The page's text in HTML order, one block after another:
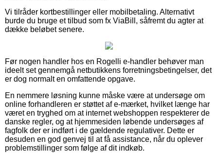
Vi tilråder kortbestillinger eller mobilbetaling. Alternativt
burde du bruge et tilbud som fx ViaBill, såfremt du agter at
dække beløbet senere.
Før nogen handler hos en Rogelli e-handler behøver man
ideelt set gennemgå netbutikkens forretningsbetingelser, det
er dog normalt en omfattende opgave.
En nemmere løsning kunne måske være at undersøge om
online forhandleren er støttet af e-mærket, hvilket længe har
været en tryghed om at internet webshoppen respekterer de
danske regler, og at hjemmesiden løbende undersøges af
fagfolk der er indført i de gældende regulativer. Dette er
desuden en god genvej til at få assistance, når du oplever
problemstillinger som følge af dit indkøb.